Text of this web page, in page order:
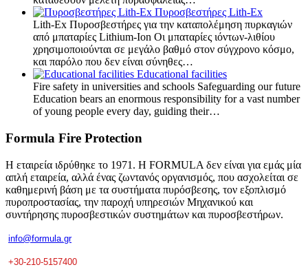
Πυροσβεστήρες Lith-Ex
Lith-Ex Πυροσβεστήρες για την καταπολέμηση πυρκαγιών
από μπαταρίες Lithium-Ion Οι μπαταρίες ιόντων-λιθίου
χρησιμοποιούνται σε μεγάλο βαθμό στον σύγχρονο κόσμο,
και παρόλο που δεν είναι σύνηθες…
Educational facilities
Fire safety in universities and schools Safeguarding our future
Education bears an enormous responsibility for a vast number
of young people every day, guiding their…
Formula Fire Protection
Η εταιρεία ιδρύθηκε το 1971. Η FORMULA δεν είναι για εμάς μία
απλή εταιρεία, αλλά ένας ζωντανός οργανισμός, που ασχολείται σε
καθημερινή βάση με τα συστήματα πυρόσβεσης, τον εξοπλισμό
πυροπροστασίας, την παροχή υπηρεσιών Μηχανικού και
συντήρησης πυροσβεστικών συστημάτων και πυροσβεστήρων.
info@formula.gr
+30-210-5157400